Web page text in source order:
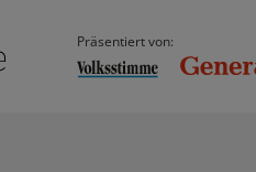
Präsentiert von: